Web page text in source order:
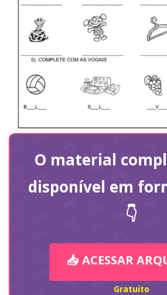
O material
disponível em
👇
📥 ACESSAR
Gratuito